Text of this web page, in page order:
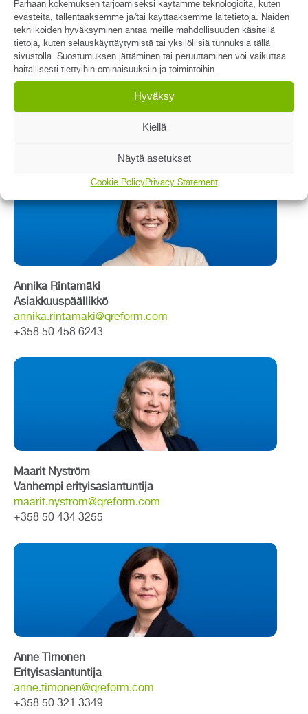
Parhaan kokemuksen tarjoamiseksi käytämme teknologioita, kuten
evästeitä, tallentaaksemme ja/tai käyttääksemme laitetietoja. Näiden
tekniikoiden hyväksyminen antaa meille mahdollisuuden käsitellä
tietoja, kuten selauskäyttäytymistä tai yksilöllisiä tunnuksia tällä
sivustolla. Suostumuksen jättäminen tai peruuttaminen voi vaikuttaa
haitallisesti tiettyihin ominaisuuksiin ja toimintoihin.
Hyväksy
Kiellä
Näytä asetukset
Cookie PolicyPrivacy Statement
sarina.pohjasto@qreform.com
Annika Rintamäki
Asiakkuuspäällikkö
annika.rintamaki@qreform.com
+358 50 458 6243
Maarit Nyström
Vanhempi erityisasiantuntija
maarit.nystrom@qreform.com
+358 50 434 3255
Anne Timonen
Erityisasiantuntija
anne.timonen@qreform.com
+358 50 321 3349